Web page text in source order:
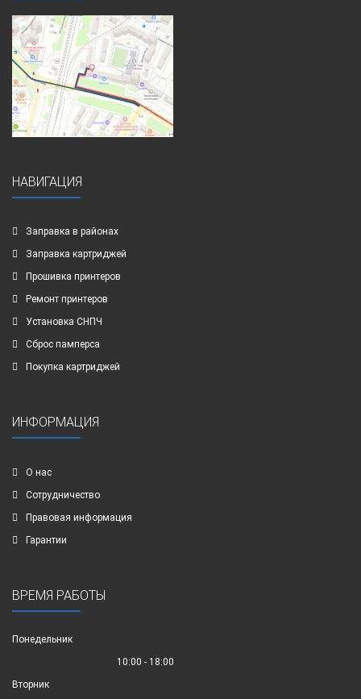
НАВИГАЦИЯ
Заправка в районах
Заправка картриджей
Прошивка принтеров
Ремонт принтеров
Установка СНПЧ
Сброс памперса
Покупка картриджей
ИНФОРМАЦИЯ
О нас
Сотрудничество
Правовая информация
Гарантии
ВРЕМЯ РАБОТЫ
Понедельник
10:00 - 18:00
Вторник